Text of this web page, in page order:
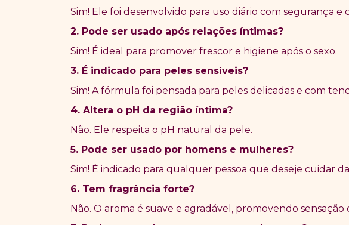
Sim! Ele foi desenvolvido para uso diário com segurança e
2. Pode ser usado após relações íntimas?
Sim! É ideal para promover frescor e higiene após o sexo.
3. É indicado para peles sensíveis?
Sim! A fórmula foi pensada para peles delicadas e com
4. Altera o pH da região íntima?
Não. Ele respeita o pH natural da pele.
5. Pode ser usado por homens e mulheres?
Sim! É indicado para qualquer pessoa que deseje cuidar
6. Tem fragrância forte?
Não. O aroma é suave e agradável, promovendo sensação